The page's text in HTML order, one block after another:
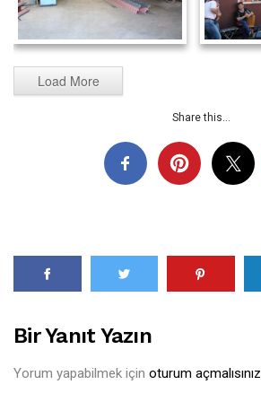
Load More
Share this...
Bir Yanıt Yazın
Yorum yapabilmek için oturum açmalısınız